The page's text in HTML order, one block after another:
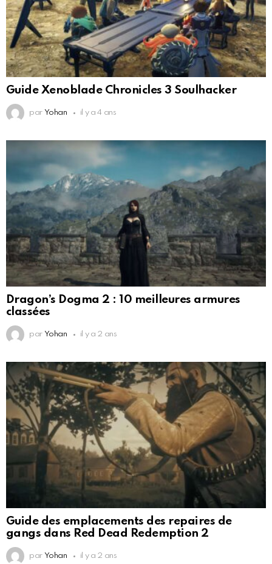
Guide Xenoblade Chronicles 3 Soulhacker
par Yohan il y a 4 ans
Dragon’s Dogma 2 : 10 meilleures armures
classées
par Yohan il y a 2 ans
Guide des emplacements des repaires de
gangs dans Red Dead Redemption 2
par Yohan il y a 2 ans